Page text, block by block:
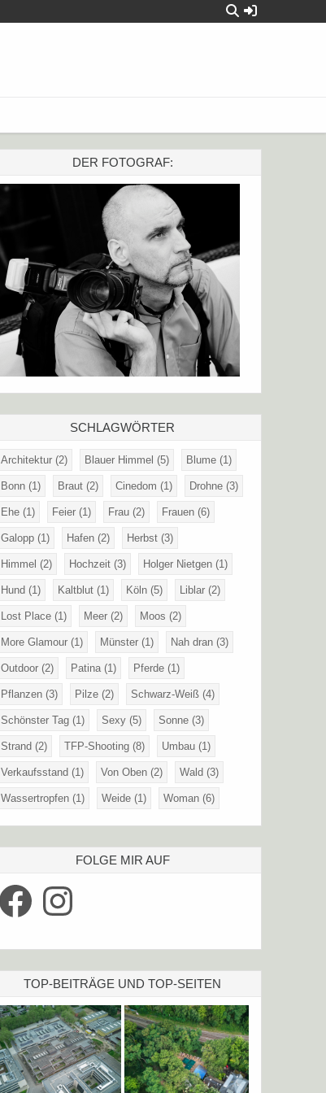
DER FOTOGRAF:
SCHLAGWÖRTER
Architektur (2) Blauer Himmel (5) Blume (1)
Bonn (1) Braut (2) Cinedom (1) Drohne (3)
Ehe (1) Feier (1) Frau (2) Frauen (6)
Galopp (1) Hafen (2) Herbst (3)
Himmel (2) Hochzeit (3) Holger Nietgen (1)
Hund (1) Kaltblut (1) Köln (5) Liblar (2)
Lost Place (1) Meer (2) Moos (2)
More Glamour (1) Münster (1) Nah dran (3)
Outdoor (2) Patina(1) Pferde (1)
Pflanzen (3) Pilze (2) Schwarz-Weiß (4)
Schönster Tag (1) Sexy (5) Sonne (3)
Strand (2) TFP-Shooting (8) Umbau (1)
Verkaufsstand (1) Von Oben (2) Wald (3)
Wassertropfen (1) Weide (1) Woman (6)
FOLGE MIR AUF
Facebook Instagram
TOP-BEITRÄGE UND TOP-SEITEN